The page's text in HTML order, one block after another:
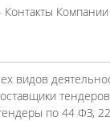
Контакты
видов
по 44 ФЗ,